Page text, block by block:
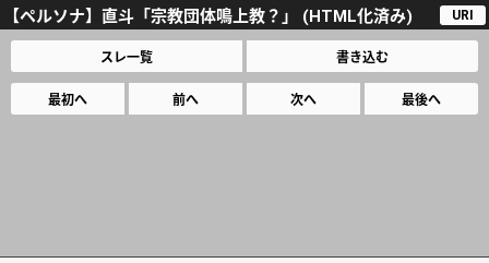
【ペルソナ】直斗「宗教団体鳴上教？」 (HTML化済み) URI
スレ一覧 書き込む
最初へ 前へ 次へ 最後へ